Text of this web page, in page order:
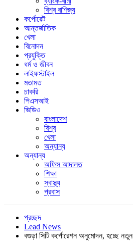
বিশ্ব বাণিজ্য
কর্পোরেট
আন্তর্জাতিক
খেলা
বিনোদন
প্রযুক্তি
ধর্ম ও জীবন
লাইফস্টাইল
মতামত
চাকরি
পিএসআই
ভিডিও
বাংলাদেশ
বিশ্ব
খেলা
অন্যান্য
অন্যান্য
অফিস আদালত
শিক্ষা
স্বাস্থ্য
প্রবাস
প্রচ্ছদ
Lead News
বগুড়া সিটি কর্পোরেশন অনুমোদন, হচ্ছে